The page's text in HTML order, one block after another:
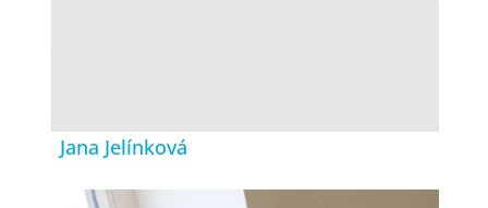
Jana Jelínková